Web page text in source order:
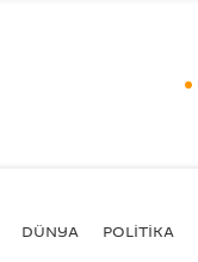
DÜNYA POLİTİKA